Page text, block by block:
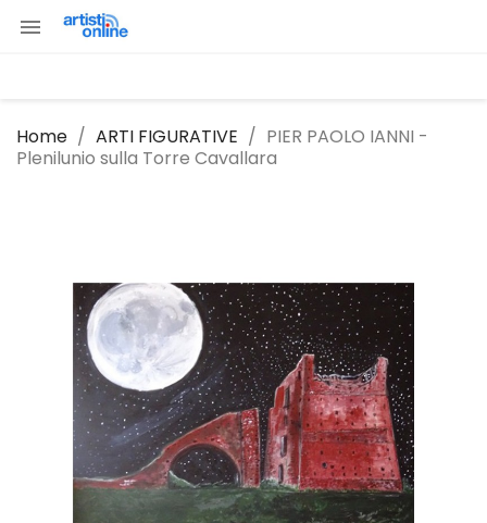

Home ARTI FIGURATIVE
PIER PAOLO IANNI -
Plenilunio sulla Torre Cavallara